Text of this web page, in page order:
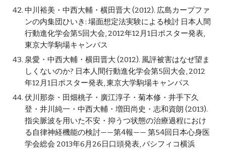
中川裕美・中西大輔・横田晋大 (2012). 広島カープファ
ンの内集団ひいき: 場面想定法実験による検討 日本人間
行動進化学会第5回大会, 2012年12月1日ポスター発表,
東京大学駒場キャンパス
泉愛・中西大輔・横田晋大 (2012). 風評被害はなぜ望ま
しくないのか? 日本人間行動進化学会第5回大会, 2012
年12月1日ポスター発表, 東京大学駒場キャンパス
伏川那奈・田畑桃子・廣江淳子・菊本修・井手下久
登・井川純一・中西大輔・増田尚史・志和資朗 (2013).
指尖脈波を用いた不安・抑うつ状態の治療過程におけ
る自律神経機能の検討——第4報—— 第54回日本心身医
学会総会 2013年6月26日口頭発表, パシフィコ横浜